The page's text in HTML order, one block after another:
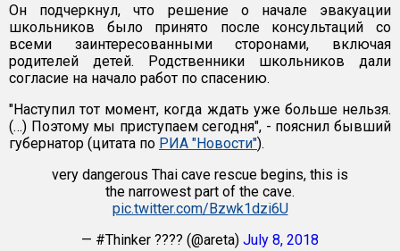
Он подчеркнул, что решение о начале эвакуации
школьников было принято после консультаций со
всеми заинтересованными сторонами, включая
родителей детей. Родственники школьников дали
согласие на начало работ по спасению.
"Наступил тот момент, когда ждать уже больше нельзя.
(…) Поэтому мы приступаем сегодня", - пояснил бывший
губернатор (цитата по РИА "Новости").
very dangerous Thai cave rescue begins, this is
the narrowest part of the cave.
pic.twitter.com/Bzwk1dzi6U
— #Thinker ???? (@areta) July 8, 2018